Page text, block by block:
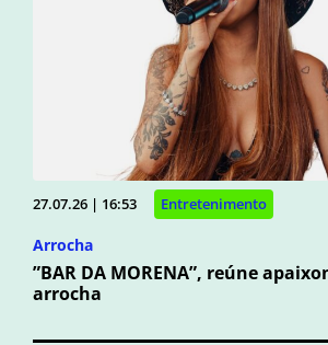
27.07.26 | 16:53 Entretenimento
Arrocha
”BAR DA MORENA”, reúne
arrocha